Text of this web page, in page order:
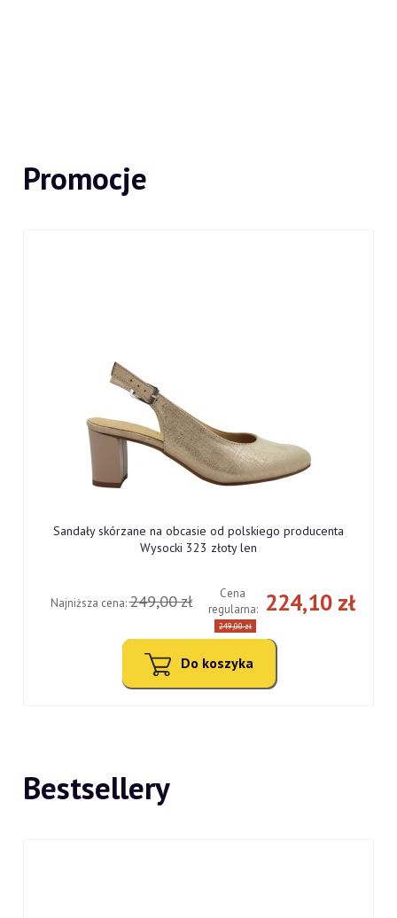
Promocje
Sandały skórzane na obcasie od polskiego producenta
Wysocki 323 złoty len
224,10 zł
Cena
regularna:
249,00 zł
Najniższa cena:249,00 zł
Do koszyka
Bestsellery